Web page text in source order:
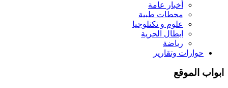
أخبار عامة
محطات طبية
علوم و تکنلوجیا
ابطال الحرية
رياضة
حوارات وتقارير
ابواب الموقع